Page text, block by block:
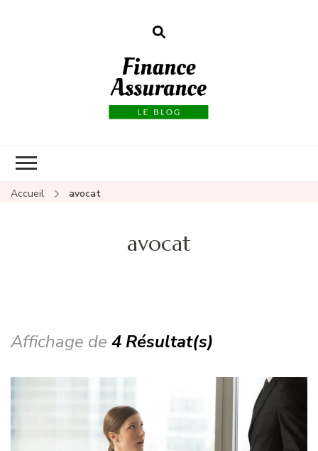
Accueil avocat
avocat
Affichage de 4 Résultat(s)